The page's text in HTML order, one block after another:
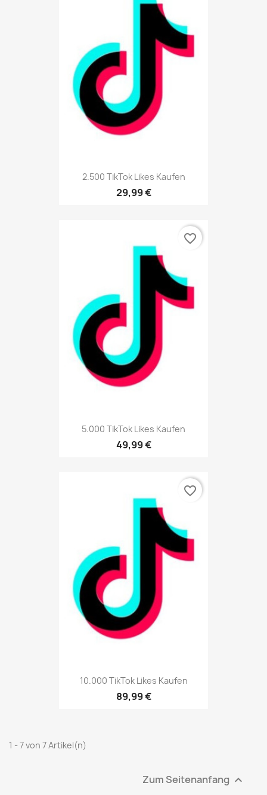
2.500 TikTok Likes Kaufen
29,99 €
5.000 TikTok Likes Kaufen
49,99 €
favorite_border
10.000 TikTok Likes Kaufen
89,99 €
favorite_border
1 - 7 von 7 Artikel(n)
Zum Seitenanfang 